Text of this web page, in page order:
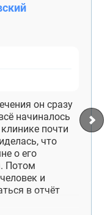
он сразу
начиналось
почти
что
о его
Потом
и
в отчёт